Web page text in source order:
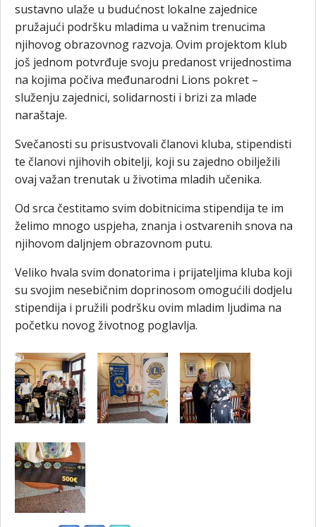
sustavno ulaže u budućnost lokalne zajednice
pružajući podršku mladima u važnim trenucima
njihovog obrazovnog razvoja. Ovim projektom klub
još jednom potvrđuje svoju predanost vrijednostima
na kojima počiva međunarodni Lions pokret –
služenju zajednici, solidarnosti i brizi za mlade
naraštaje.
Svečanosti su prisustvovali članovi kluba, stipendisti
te članovi njihovih obitelji, koji su zajedno obilježili
ovaj važan trenutak u životima mladih učenika.
Od srca čestitamo svim dobitnicima stipendija te im
želimo mnogo uspjeha, znanja i ostvarenih snova na
njihovom daljnjem obrazovnom putu.
Veliko hvala svim donatorima i prijateljima kluba koji
su svojim nesebičnim doprinosom omogućili dodjelu
stipendija i pružili podršku ovim mladim ljudima na
početku novog životnog poglavlja.